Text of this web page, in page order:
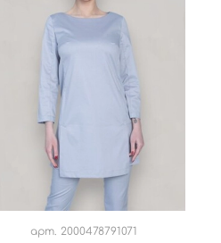
арт. 2000478791071